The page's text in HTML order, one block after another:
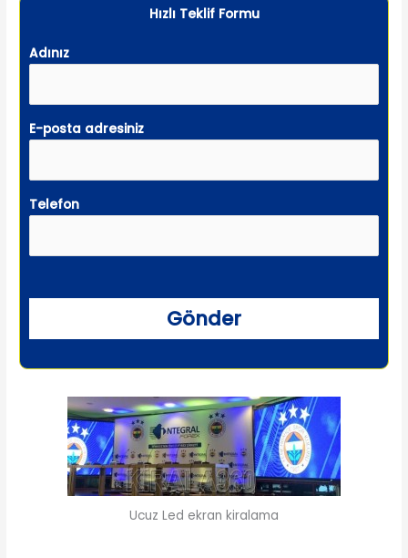
Hızlı Teklif Formu
Adınız
E-posta adresiniz
Telefon
Ucuz Led ekran kiralama